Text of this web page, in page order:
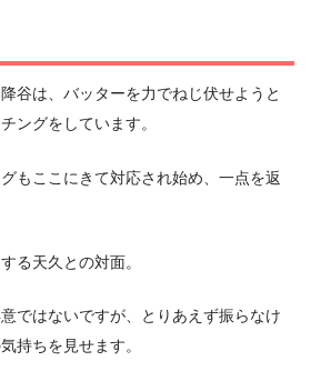
谷は、バッターを力でねじ伏せようと
ングをしています。
もここにきて対応され始め、一点を返
る天久との対面。
ではないですが、とりあえず振らなけ
持ちを見せます。